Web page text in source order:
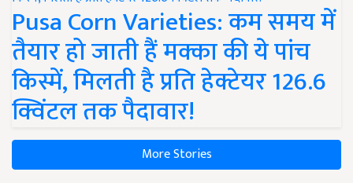
Pusa Corn Varieties: कम समय में
तैयार हो जाती हैं मक्का की ये पांच
किस्में, मिलती है प्रति हेक्टेयर 126.6
क्विंटल तक पैदावार!
More Stories